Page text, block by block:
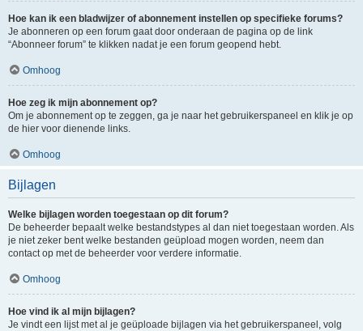
Hoe kan ik een bladwijzer of abonnement instellen op specifieke forums?
Je abonneren op een forum gaat door onderaan de pagina op de link
“Abonneer forum” te klikken nadat je een forum geopend hebt.
Omhoog
Hoe zeg ik mijn abonnement op?
Om je abonnement op te zeggen, ga je naar het gebruikerspaneel en klik je op
de hier voor dienende links.
Omhoog
Bijlagen
Welke bijlagen worden toegestaan op dit forum?
De beheerder bepaalt welke bestandstypes al dan niet toegestaan worden. Als
je niet zeker bent welke bestanden geüpload mogen worden, neem dan
contact op met de beheerder voor verdere informatie.
Omhoog
Hoe vind ik al mijn bijlagen?
Je vindt een lijst met al je geüploade bijlagen via het gebruikerspaneel, volg